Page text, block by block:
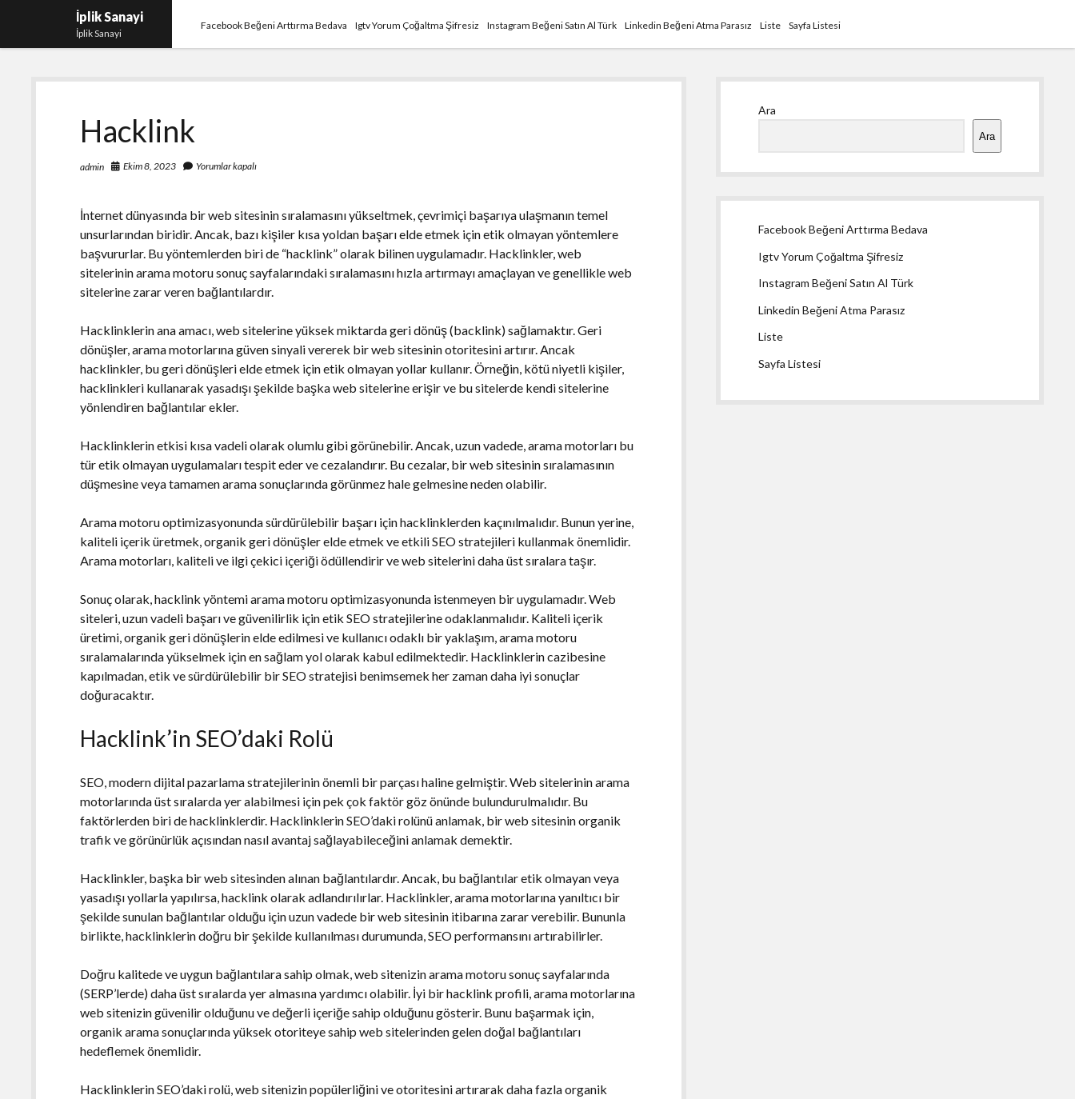
İplik Sanayi
İplik Sanayi
Facebook Beğeni Arttırma Bedava Igtv Yorum Çoğaltma Şifresiz Instagram Beğeni Satın Al Türk Linkedin Beğeni Atma Parasız Liste Sayfa Listesi
Hacklink
admin Ekim 8, 2023 Yorumlar kapalı
İnternet dünyasında bir web sitesinin sıralamasını yükseltmek, çevrimiçi başarıya ulaşmanın temel
unsurlarından biridir. Ancak, bazı kişiler kısa yoldan başarı elde etmek için etik olmayan yöntemlere
başvururlar. Bu yöntemlerden biri de “hacklink” olarak bilinen uygulamadır. Hacklinkler, web
sitelerinin arama motoru sonuç sayfalarındaki sıralamasını hızla artırmayı amaçlayan ve genellikle web
sitelerine zarar veren bağlantılardır.
Hacklinklerin ana amacı, web sitelerine yüksek miktarda geri dönüş (backlink) sağlamaktır. Geri
dönüşler, arama motorlarına güven sinyali vererek bir web sitesinin otoritesini artırır. Ancak
hacklinkler, bu geri dönüşleri elde etmek için etik olmayan yollar kullanır. Örneğin, kötü niyetli kişiler,
hacklinkleri kullanarak yasadışı şekilde başka web sitelerine erişir ve bu sitelerde kendi sitelerine
yönlendiren bağlantılar ekler.
Hacklinklerin etkisi kısa vadeli olarak olumlu gibi görünebilir. Ancak, uzun vadede, arama motorları bu
tür etik olmayan uygulamaları tespit eder ve cezalandırır. Bu cezalar, bir web sitesinin sıralamasının
düşmesine veya tamamen arama sonuçlarında görünmez hale gelmesine neden olabilir.
Arama motoru optimizasyonunda sürdürülebilir başarı için hacklinklerden kaçınılmalıdır. Bunun yerine,
kaliteli içerik üretmek, organik geri dönüşler elde etmek ve etkili SEO stratejileri kullanmak önemlidir.
Arama motorları, kaliteli ve ilgi çekici içeriği ödüllendirir ve web sitelerini daha üst sıralara taşır.
Sonuç olarak, hacklink yöntemi arama motoru optimizasyonunda istenmeyen bir uygulamadır. Web
siteleri, uzun vadeli başarı ve güvenilirlik için etik SEO stratejilerine odaklanmalıdır. Kaliteli içerik
üretimi, organik geri dönüşlerin elde edilmesi ve kullanıcı odaklı bir yaklaşım, arama motoru
sıralamalarında yükselmek için en sağlam yol olarak kabul edilmektedir. Hacklinklerin cazibesine
kapılmadan, etik ve sürdürülebilir bir SEO stratejisi benimsemek her zaman daha iyi sonuçlar
doğuracaktır.
Hacklink’in SEO’daki Rolü
SEO, modern dijital pazarlama stratejilerinin önemli bir parçası haline gelmiştir. Web sitelerinin arama
motorlarında üst sıralarda yer alabilmesi için pek çok faktör göz önünde bulundurulmalıdır. Bu
faktörlerden biri de hacklinklerdir. Hacklinklerin SEO’daki rolünü anlamak, bir web sitesinin organik
trafik ve görünürlük açısından nasıl avantaj sağlayabileceğini anlamak demektir.
Hacklinkler, başka bir web sitesinden alınan bağlantılardır. Ancak, bu bağlantılar etik olmayan veya
yasadışı yollarla yapılırsa, hacklink olarak adlandırılırlar. Hacklinkler, arama motorlarına yanıltıcı bir
şekilde sunulan bağlantılar olduğu için uzun vadede bir web sitesinin itibarına zarar verebilir. Bununla
birlikte, hacklinklerin doğru bir şekilde kullanılması durumunda, SEO performansını artırabilirler.
Doğru kalitede ve uygun bağlantılara sahip olmak, web sitenizin arama motoru sonuç sayfalarında
(SERP’lerde) daha üst sıralarda yer almasına yardımcı olabilir. İyi bir hacklink profili, arama motorlarına
web sitenizin güvenilir olduğunu ve değerli içeriğe sahip olduğunu gösterir. Bunu başarmak için,
organik arama sonuçlarında yüksek otoriteye sahip web sitelerinden gelen doğal bağlantıları
hedeflemek önemlidir.
Hacklinklerin SEO’daki rolü, web sitenizin popülerliğini ve otoritesini artırarak daha fazla organik
Ara
Ara
Facebook Beğeni Arttırma Bedava
Igtv Yorum Çoğaltma Şifresiz
Instagram Beğeni Satın Al Türk
Linkedin Beğeni Atma Parasız
Liste
Sayfa Listesi